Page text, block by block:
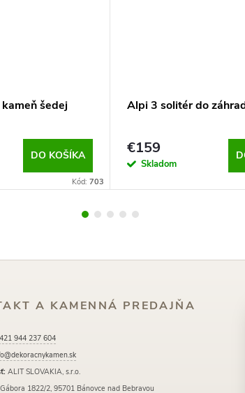
šedej
DO KOŠÍKA
Kód: 703
Alpi 3 solitér do
€159
Skladom
A KAMENNÁ PREDAJŇA
944 237 604
ALIT SLOVAKIA, s.r.o.
Gábora 1822/2, 95701 Bánovce nad Bebravou